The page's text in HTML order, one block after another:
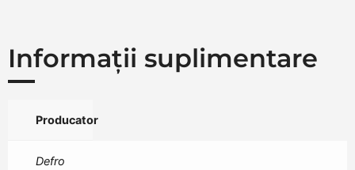
Informații suplimentare
Producator
Defro